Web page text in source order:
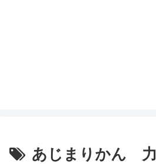
あじまりかん 力